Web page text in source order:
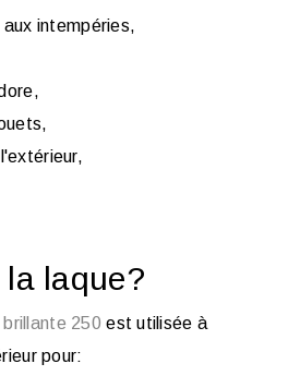
intempéries,
laque?
brillante 250 est utilisée à
pour: